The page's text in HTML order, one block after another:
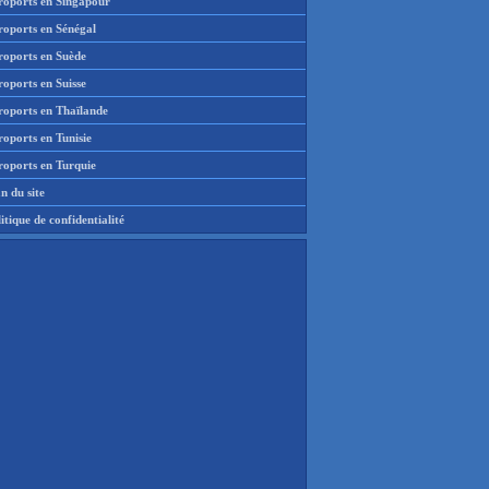
en Sénégal
en Suède
en Suisse
en Thaïlande
en Tunisie
en Turquie
du site
de confidentialité